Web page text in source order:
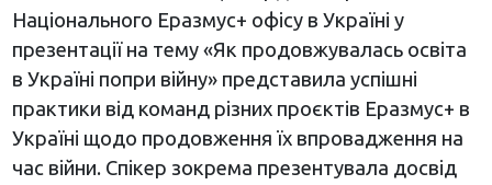
Національного Еразмус+ офісу в Україні у
презентації на тему «Як продовжувалась освіта
в Україні попри війну» представила успішні
практики від команд різних проєктів Еразмус+ в
Україні щодо продовження їх впровадження на
час війни. Спікер зокрема презентувала досвід